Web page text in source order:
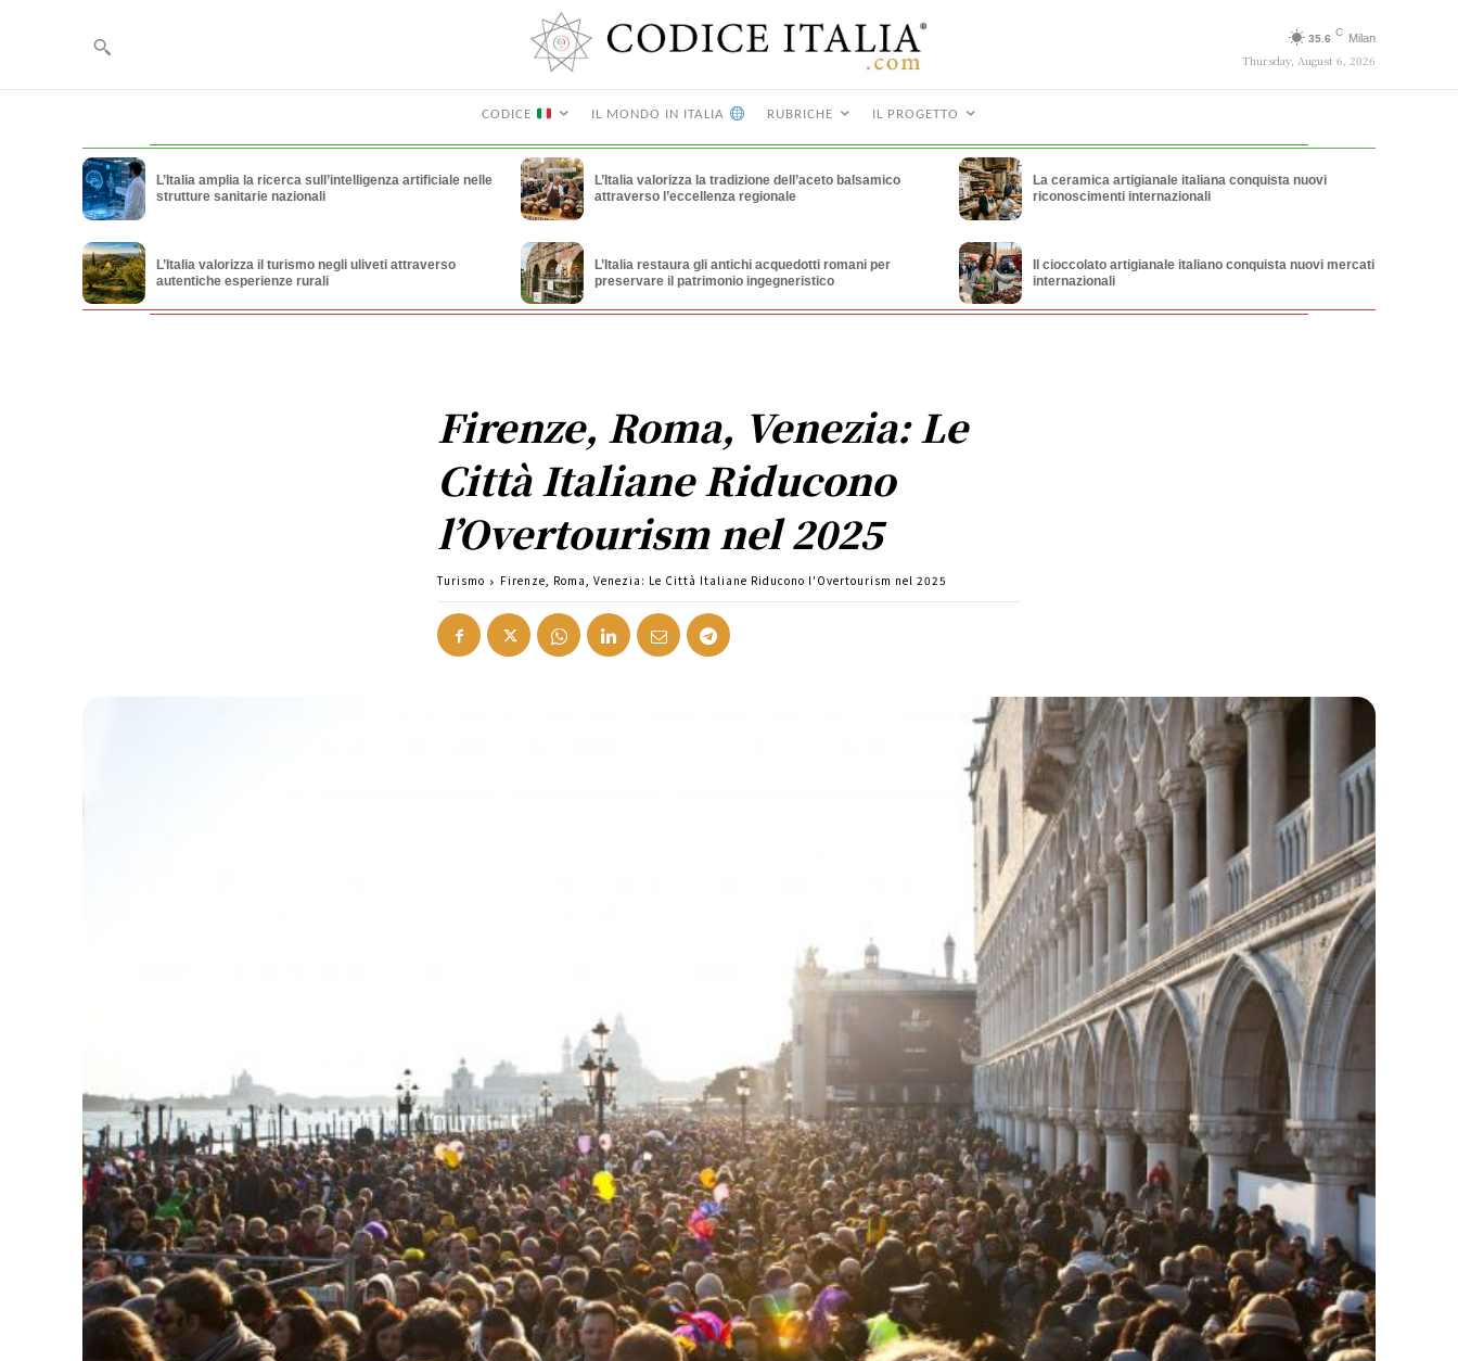
35.6
C Milan
Thursday, August 6, 2026
CODICE IL MONDO IN ITALIA RUBRICHE IL PROGETTO
L’Italia amplia la ricerca sull’intelligenza artificiale nelle
strutture sanitarie nazionali
L’Italia valorizza la tradizione dell’aceto balsamico
attraverso l’eccellenza regionale
La ceramica artigianale italiana conquista nuovi
riconoscimenti internazionali
L’Italia valorizza il turismo negli uliveti attraverso
autentiche esperienze rurali
L’Italia restaura gli antichi acquedotti romani per
preservare il patrimonio ingegneristico
Il cioccolato artigianale italiano conquista nuovi mercati
internazionali
Firenze, Roma, Venezia: Le
Città Italiane Riducono
l’Overtourism nel 2025
Turismo Firenze, Roma, Venezia: Le Città Italiane Riducono l'Overtourism nel 2025